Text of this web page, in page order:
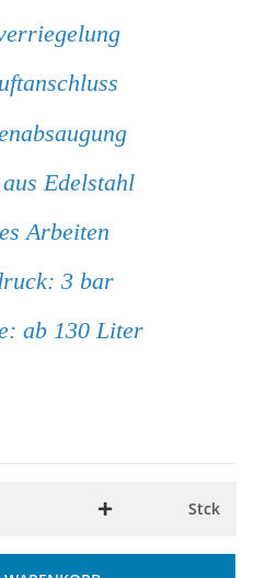
Edelstahl
Arbeiten
3 bar
ab 130 Liter
Stck